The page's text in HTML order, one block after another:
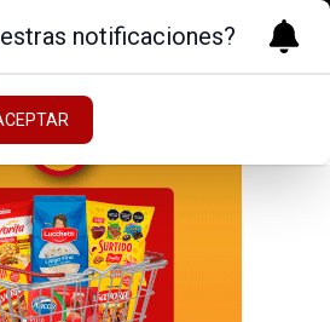
notificaciones?